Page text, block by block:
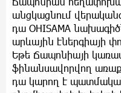
անցկացնում
դա OHISAMA
արևային էներգիայի
Եթե Ճապոնիայի
ֆինանսավորվող
դա կարող է